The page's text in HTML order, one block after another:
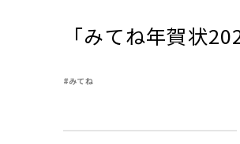
「みてね年賀状
#みてね